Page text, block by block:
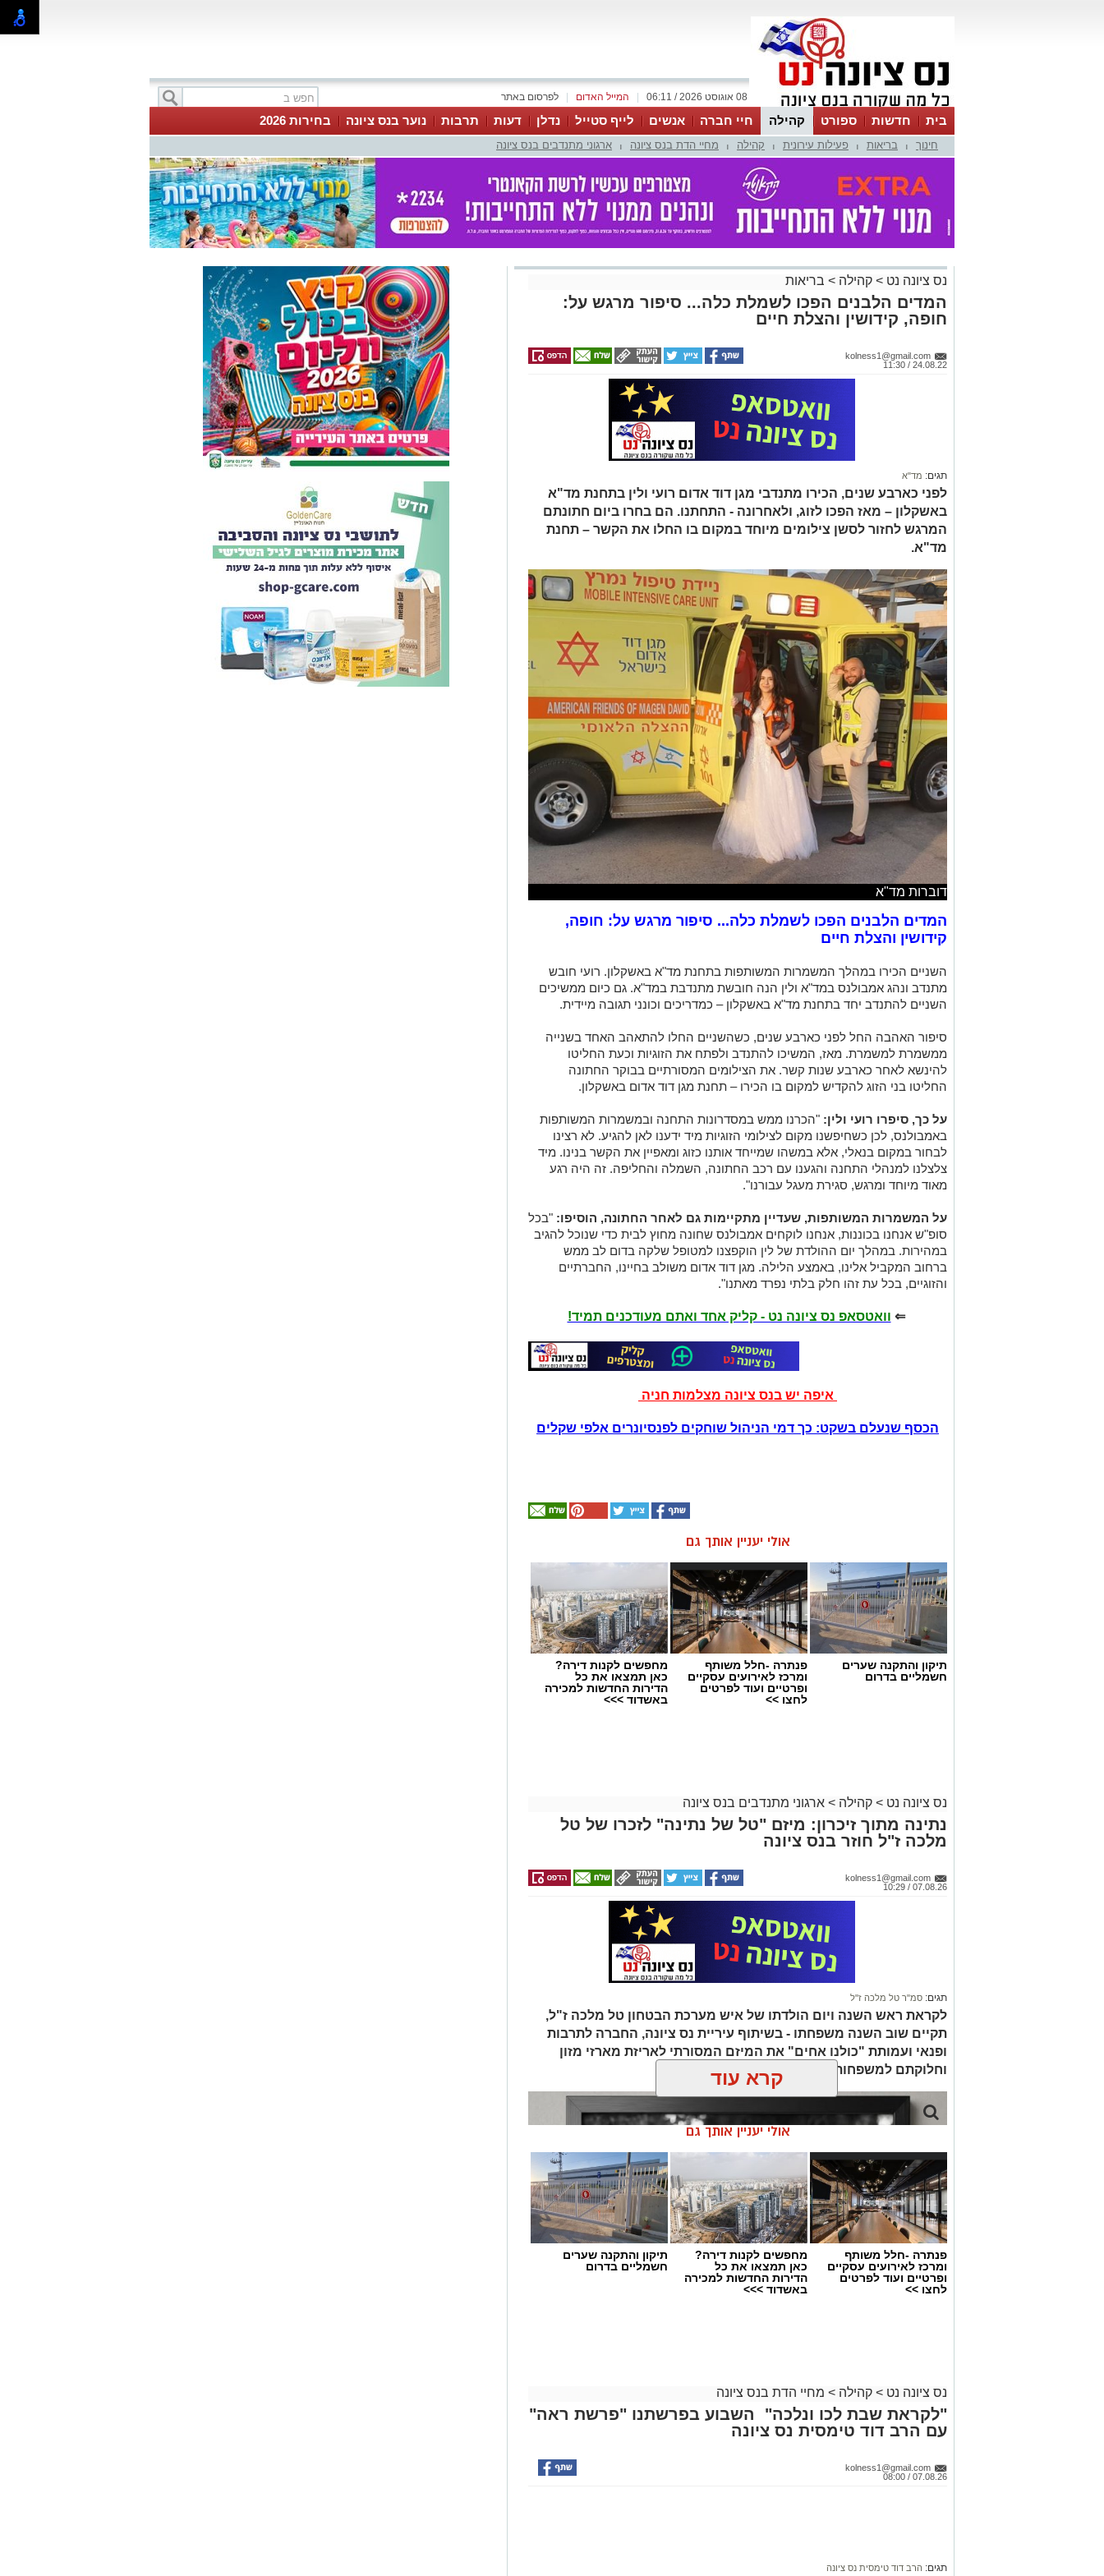
לפרסום באתר המייל האדום 08 אוגוסט 2026 / 06:11
בית חדשות ספורט קהילה חיי חברה אנשים לייף סטייל נדלן דעות תרבות נוער בנס ציונה בחירות 2026
חינוך בריאות פעילות עירונית קהילה מחיי הדת בנס ציונה ארגוני מתנדבים בנס ציונה
נס ציונה נט > קהילה > בריאות
המדים הלבנים הפכו לשמלת כלה... סיפור מרגש על:
חופה, קידושין והצלת חיים
kolness1@gmail.com
24.08.22 / 11:30
תגים: מד"א
לפני כארבע שנים, הכירו מתנדבי מגן דוד אדום רועי ולין בתחנת מד"א
באשקלון – מאז הפכו לזוג, ולאחרונה - התחתנו. הם בחרו ביום חתונתם
המרגש לחזור לסשן צילומים מיוחד במקום בו החלו את הקשר – תחנת
מד"א.
דוברות מד"א
המדים הלבנים הפכו לשמלת כלה... סיפור מרגש על: חופה,
קידושין והצלת חיים
השניים הכירו במהלך המשמרות המשותפות בתחנת מד"א באשקלון. רועי חובש
מתנדב ונהג אמבולנס במד"א ולין הנה חובשת מתנדבת במד"א. גם כיום ממשיכים
השניים להתנדב יחד בתחנת מד"א באשקלון – כמדריכים וכונני תגובה מיידית.
סיפור האהבה החל לפני כארבע שנים, כשהשניים החלו להתאהב האחד בשנייה
ממשמרת למשמרת. מאז, המשיכו להתנדב ולפתח את הזוגיות וכעת החליטו
להינשא לאחר כארבע שנות קשר. את הצילומים המסורתיים בבוקר החתונה
החליטו בני הזוג להקדיש למקום בו הכירו – תחנת מגן דוד אדום באשקלון.
על כך, סיפרו רועי ולין: "הכרנו ממש במסדרונות התחנה ובמשמרות המשותפות
באמבולנס, לכן כשחיפשנו מקום לצילומי הזוגיות מיד ידענו לאן להגיע. לא רצינו
לבחור במקום בנאלי, אלא במשהו שמייחד אותנו כזוג ומאפיין את הקשר בנינו. מיד
צלצלנו למנהלי התחנה והגענו עם רכב החתונה, השמלה והחליפה. זה היה רגע
מאוד מיוחד ומרגש, סגירת מעגל עבורנו".
על המשמרות המשותפות, שעדיין מתקיימות גם לאחר החתונה, הוסיפו: "בכל
סופ"ש אנחנו בכוננות, אנחנו לוקחים אמבולנס שחונה מחוץ לבית כדי שנוכל להגיב
במהירות. במהלך יום ההולדת של לין הוקפצנו למטופל שלקה בדום לב ממש
ברחוב המקביל אלינו, באמצע הלילה. מגן דוד אדום משולב בחיינו, החברתיים
והזוגיים, בכל עת זהו חלק בלתי נפרד מאתנו".
⇐ וואטסאפ נס ציונה נט - קליק אחד ואתם מעודכנים תמיד!
איפה יש בנס ציונה מצלמות חניה
הכסף שנעלם בשקט: כך דמי הניהול שוחקים לפנסיונרים אלפי שקלים
אולי יעניין אותך גם
תיקון והתקנה שערים
חשמליים בדרום
פנתרה -חלל משותף
ומרכז לאירועים עסקיים
ופרטיים ועוד לפרטים
לחצו >>
מחפשים לקנות דירה?
כאן תמצאו את כל
הדירות החדשות למכירה
באשדוד >>>
נס ציונה נט > קהילה > ארגוני מתנדבים בנס ציונה
נתינה מתוך זיכרון: מיזם "טל של נתינה" לזכרו של טל
מלכה ז"ל חוזר בנס ציונה
kolness1@gmail.com
07.08.26 / 10:29
תגים: סמ"ר טל מלכה ז"ל
לקראת ראש השנה ויום הולדתו של איש מערכת הבטחון טל מלכה ז"ל,
תקיים שוב השנה משפחתו - בשיתוף עיריית נס ציונה, החברה לתרבות
ופנאי ועמותת "כולנו אחים" את המיזם המסורתי לאריזת מארזי מזון
וחלוקתם למשפחות הנזקקות לסיוע.
ארכיון
נתינה מתוך זיכרון: מיזם "טל של נתינה" לזכרו של טל מלכה ז"ל
קרא עוד
אולי יעניין אותך גם
פנתרה -חלל משותף
ומרכז לאירועים עסקיים
ופרטיים ועוד לפרטים
לחצו >>
מחפשים לקנות דירה?
כאן תמצאו את כל
הדירות החדשות למכירה
באשדוד >>>
תיקון והתקנה שערים
חשמליים בדרום
נס ציונה נט > קהילה > מחיי הדת בנס ציונה
"לקראת שבת לכו ונלכה" השבוע בפרשתנו "פרשת ראה"
עם הרב דוד טימסית נס ציונה
kolness1@gmail.com
07.08.26 / 08:00
תגים: הרב דוד טימסית נס ציונה